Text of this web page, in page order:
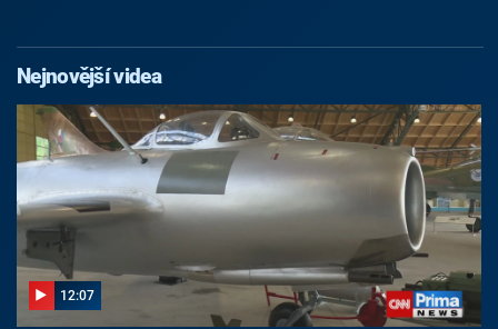
Nejnovější videa
12:07